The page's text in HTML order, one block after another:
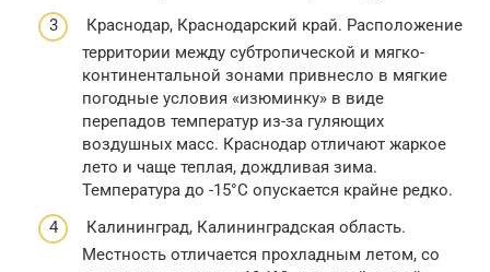
Краснодар, Краснодарский край. Расположение
территории между субтропической и мягко-
континентальной зонами привнесло в мягкие
погодные условия «изюминку» в виде
перепадов температур из-за гуляющих
воздушных масс. Краснодар отличают жаркое
лето и чаще теплая, дождливая зима.
Температура до -15°С опускается крайне редко.
Калининград, Калининградская область.
Местность отличается прохладным летом, со